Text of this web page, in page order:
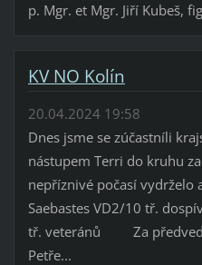
p. Mgr. et Mgr. Jiří Kubeš,
KV NO Kolín
20.04.2024 19:58
Dnes jsme se zúčastníli
nástupem Terri do kruhu
nepříznivé počasí vydrželo
Saebastes VD2/10 tř.
tř. veteránů Za
Petře...